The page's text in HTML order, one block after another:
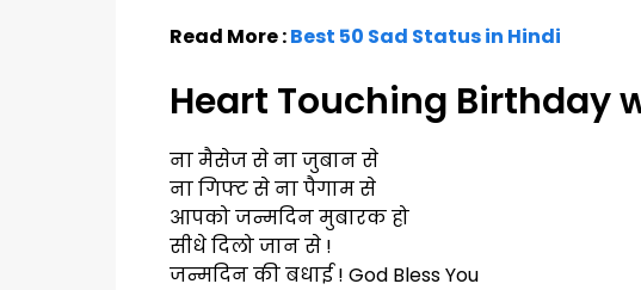
Read More :Best 50 Sad Status in Hindi
Heart Touching Birthday
ना मैसेज से ना जुबान से
ना गिफ्ट से ना पैगाम से
आपको जन्मदिन मुबारक हो
सीधे दिलो जान से !
जन्मदिन की बधाई ! God Bless You